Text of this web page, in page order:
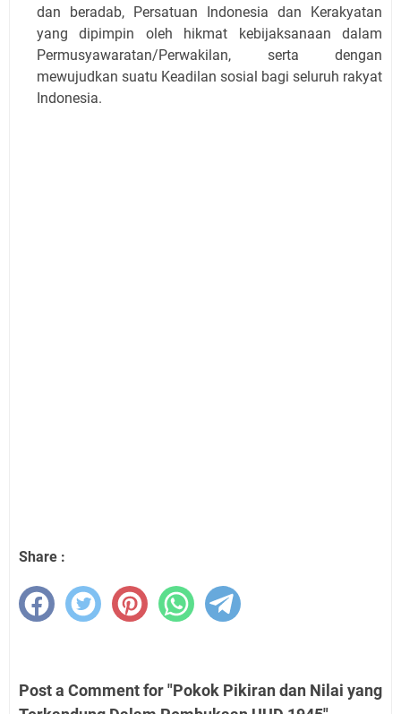
dan beradab, Persatuan Indonesia dan Kerakyatan
yang dipimpin oleh hikmat kebijaksanaan dalam
Permusyawaratan/Perwakilan, serta dengan
mewujudkan suatu Keadilan sosial bagi seluruh rakyat
Indonesia.
Share :
Post a Comment for "Pokok Pikiran dan Nilai yang